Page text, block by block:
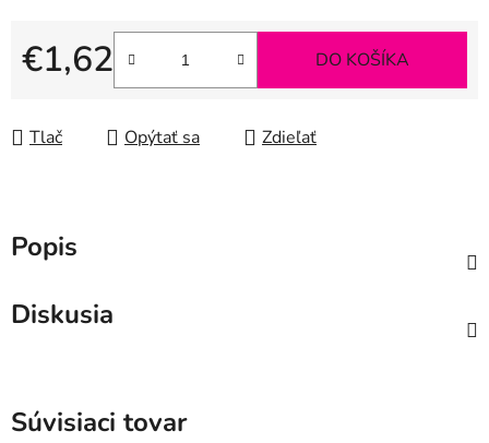
€1,62
Jednotková cena:
DO KOŠÍKA
Tlač Opýtať sa Zdieľať
Popis
Diskusia
Súvisiaci tovar